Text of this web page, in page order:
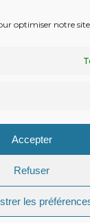
optimiser notre
Accepter
Refuser
les
DANS